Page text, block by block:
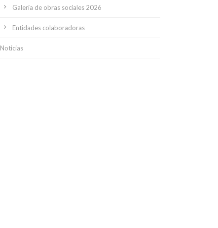
Galería de obras sociales 2026
Entidades colaboradoras
Noticias